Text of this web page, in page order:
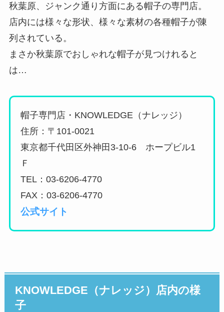
秋葉原、ジャンク通り方面にある帽子の専門店。
店内には様々な形状、様々な素材の各種帽子が陳
列されている。
まさか秋葉原でおしゃれな帽子が見つけれると
は…
帽子専門店・KNOWLEDGE（ナレッジ）
住所：〒101-0021
東京都千代田区外神田3-10-6 ホープビル1
Ｆ
TEL：03-6206-4770
FAX：03-6206-4770
公式サイト
KNOWLEDGE（ナレッジ）店内の様
子